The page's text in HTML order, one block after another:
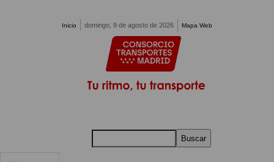
Inicio domingo, 9 de agosto de 2026 Mapa Web
Buscar